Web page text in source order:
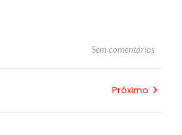
Sem comentários
Próximo